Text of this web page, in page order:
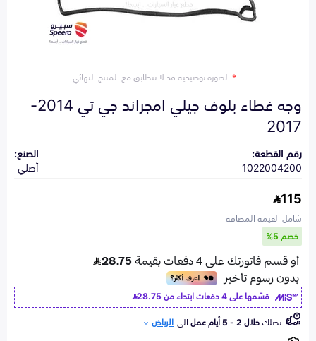
*الصورة توضيحية قد لا تتطابق مع المنتج النهائي
وجه غطاء بلوف جيلي امجراند جي تي 2014-
2017
رقم القطعة:
1022004200
الصنع:
أصلي
115
شامل القيمة المضافة
خصم 5%
قسّمها على 4 دفعات ابتداء من
28.75
تصلكخلال 2 - 5 أيام عمل الى الرياض